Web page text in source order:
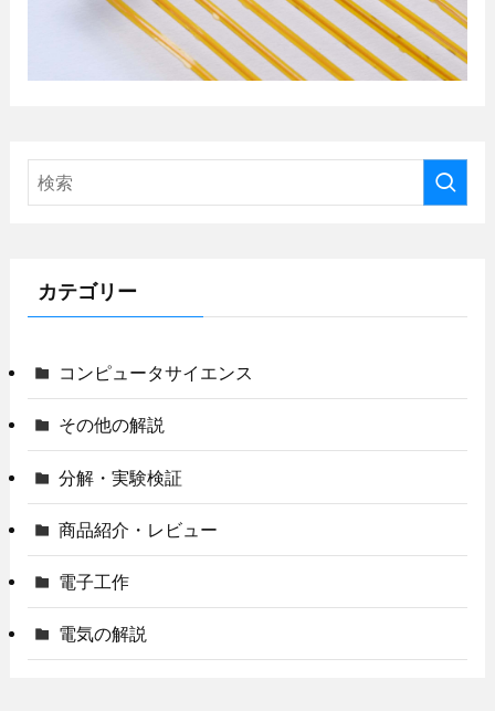
カテゴリー
コンピュータサイエンス
その他の解説
分解・実験検証
商品紹介・レビュー
電子工作
電気の解説